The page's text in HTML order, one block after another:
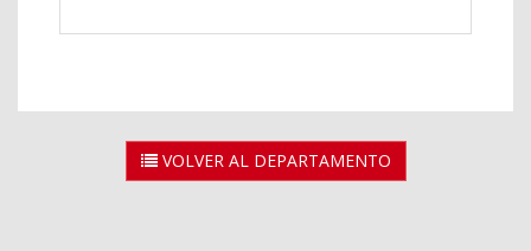
VOLVER AL DEPARTAMENTO